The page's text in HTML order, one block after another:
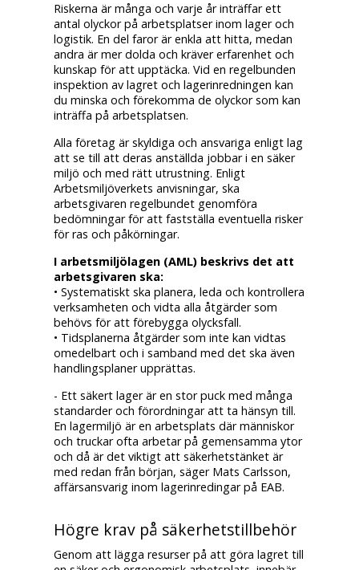
Riskerna är många och varje år inträffar ett
antal olyckor på arbetsplatser inom lager och
logistik. En del faror är enkla att hitta, medan
andra är mer dolda och kräver erfarenhet och
kunskap för att upptäcka. Vid en regelbunden
inspektion av lagret och lagerinredningen kan
du minska och förekomma de olyckor som kan
inträffa på arbetsplatsen.
Alla företag är skyldiga och ansvariga enligt lag
att se till att deras anställda jobbar i en säker
miljö och med rätt utrustning. Enligt
Arbetsmiljöverkets anvisningar, ska
arbetsgivaren regelbundet genomföra
bedömningar för att fastställa eventuella risker
för ras och påkörningar.
I arbetsmiljölagen (AML) beskrivs det att
arbetsgivaren ska:
• Systematiskt ska planera, leda och kontrollera
verksamheten och vidta alla åtgärder som
behövs för att förebygga olycksfall.
• Tidsplanerna åtgärder som inte kan vidtas
omedelbart och i samband med det ska även
handlingsplaner upprättas.
- Ett säkert lager är en stor puck med många
standarder och förordningar att ta hänsyn till.
En lagermiljö är en arbetsplats där människor
och truckar ofta arbetar på gemensamma ytor
och då är det viktigt att säkerhetstänket är
med redan från början, säger Mats Carlsson,
affärsansvarig inom lagerinredingar på EAB.
Högre krav på säkerhetstillbehör
Genom att lägga resurser på att göra lagret till